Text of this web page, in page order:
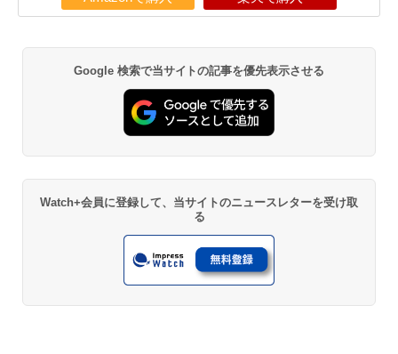
Google 検索で当サイトの記事を優先表示させる
Watch+会員に登録して、当サイトのニュースレターを受け取
る